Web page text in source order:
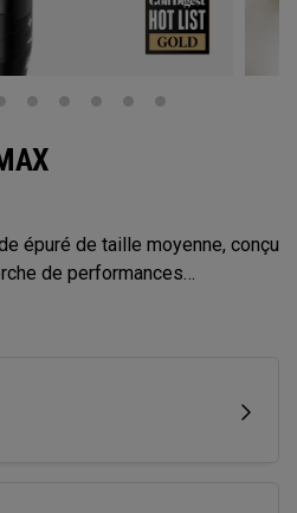
épuré de taille moyenne, conçu
de performances
gravité neutre et une hauteur